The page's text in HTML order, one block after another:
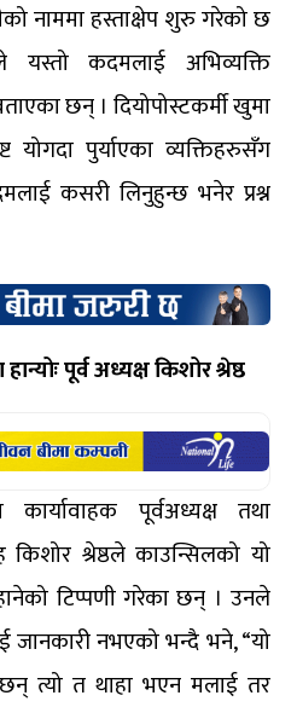
नाममा हस्ताक्षेप शुरु गरेको छ
यस्तो कदमलाई अभिव्यक्ति
छन् । दियोपोस्टकर्मी खुमा
योगदा पुर्याएका व्यक्तिहरुसँग
कसरी लिनुहुन्छ भनेर प्रश्न
पूर्व अध्यक्ष किशोर श्रेष्ठ
पूर्वअध्यक्ष तथा
किशोर श्रेष्ठले काउन्सिलको यो
टिप्पणी गरेका छन् । उनले
नभएको भन्दै भने, “यो
त्यो त थाहा भएन मलाई तर